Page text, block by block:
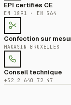
EPI certifiés CE
EN 1891 · EN 564
Confection sur
MAGASIN BRUXELLES
Conseil technique
+32 2 640 72 47